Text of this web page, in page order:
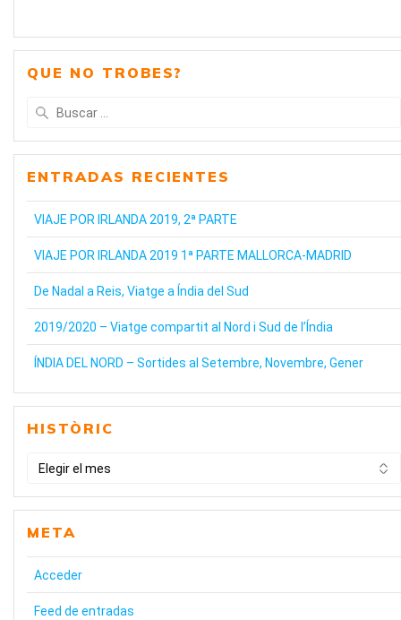
QUE NO TROBES?
Buscar:
ENTRADAS RECIENTES
VIAJE POR IRLANDA 2019, 2ª PARTE
VIAJE POR IRLANDA 2019 1ª PARTE MALLORCA-MADRID
De Nadal a Reis, Viatge a Índia del Sud
2019/2020 – Viatge compartit al Nord i Sud de l’Índia
ÍNDIA DEL NORD – Sortides al Setembre, Novembre, Gener
HISTÒRIC
HISTÒRIC
META
Acceder
Feed de entradas